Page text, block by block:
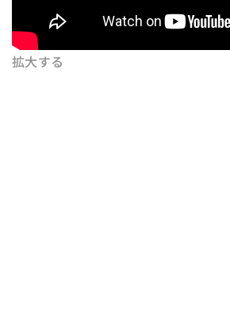
拡大する